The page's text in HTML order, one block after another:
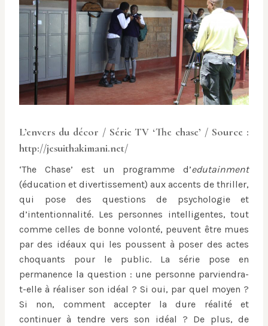
L’envers du décor / Série TV ‘The chase’ / Source :
http://jesuithakimani.net/
‘The Chase’ est un programme d’edutainment
(éducation et divertissement) aux accents de thriller,
qui pose des questions de psychologie et
d’intentionnalité. Les personnes intelligentes, tout
comme celles de bonne volonté, peuvent être mues
par des idéaux qui les poussent à poser des actes
choquants pour le public. La série pose en
permanence la question : une personne parviendra-
t-elle à réaliser son idéal ? Si oui, par quel moyen ?
Si non, comment accepter la dure réalité et
continuer à tendre vers son idéal ? De plus, de